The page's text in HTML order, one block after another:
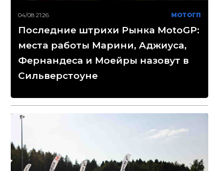
04/08 21:26 МОТОГП
Последние штрихи Рынка MotoGP:
места работы Марини, Аджиуса,
Фернандеса и Моейры назовут в
Сильверстоуне